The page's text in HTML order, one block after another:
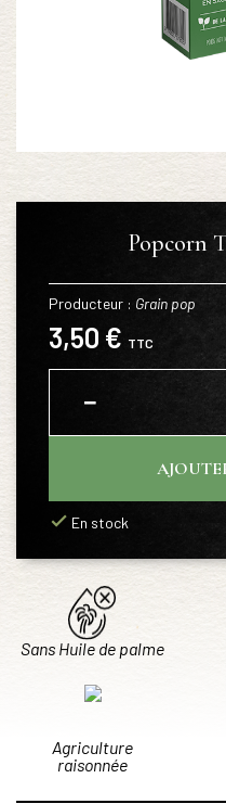
Popcorn
Producteur : Grain pop
3,50 € TTC
−
En stock
Sans Huile de palme
Agriculture
raisonnée